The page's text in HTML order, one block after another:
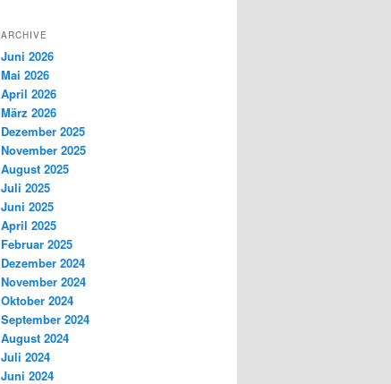
ARCHIVE
Juni 2026
Mai 2026
April 2026
März 2026
Dezember 2025
November 2025
August 2025
Juli 2025
Juni 2025
April 2025
Februar 2025
Dezember 2024
November 2024
Oktober 2024
September 2024
August 2024
Juli 2024
Juni 2024